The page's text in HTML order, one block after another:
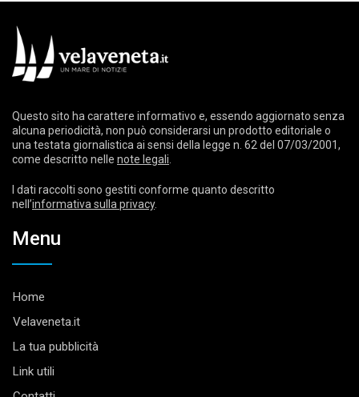
Questo sito ha carattere informativo e, essendo aggiornato senza
alcuna periodicità, non può considerarsi un prodotto editoriale o
una testata giornalistica ai sensi della legge n. 62 del 07/03/2001,
come descritto nelle note legali
I dati raccolti sono gestiti conforme quanto descritto
nell’informativa sulla privacy.
Menu
Home
Velaveneta.it
La tua pubblicità
Link utili